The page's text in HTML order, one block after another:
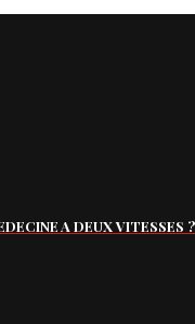
A DEUX VITESSES ?